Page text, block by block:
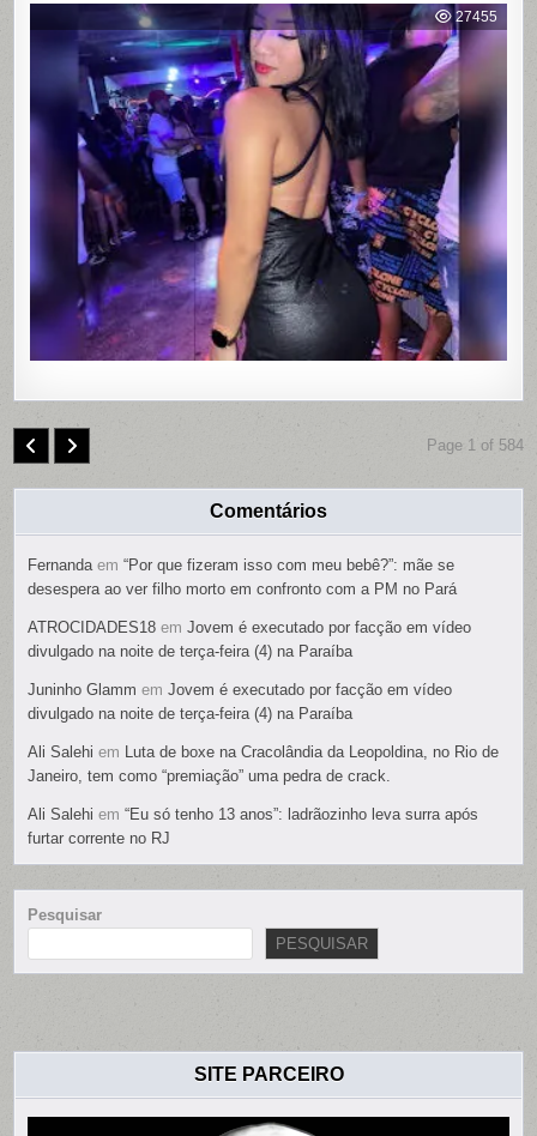
DE
20
ANOS
EM
MOTEL
COM
REMOTO
PARTES
É
27455
Page 1 of 584
Comentários
Fernandaem“Por que fizeram isso com meu bebê?”: mãe se
desespera ao ver filho morto em confronto com a PM no Pará
ATROCIDADES18 emJovem é executado por facção em vídeo
divulgado na noite de terça-feira (4) na Paraíba
Juninho Glamm emJovem é executado por facção em vídeo
divulgado na noite de terça-feira (4) na Paraíba
Ali Salehi em Luta de boxe na Cracolândia da Leopoldina, no Rio de
Janeiro, tem como “premiação” uma pedra de crack.
Ali Salehi em“Eu só tenho 13 anos”: ladrãozinho leva surra após
furtar corrente no RJ
Pesquisar
PESQUISAR
SITE PARCEIRO